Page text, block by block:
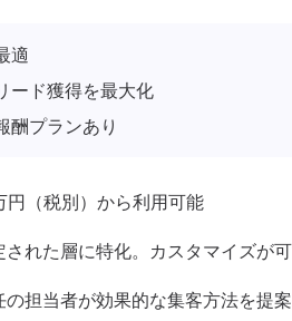
適
ード獲得を最大化
酬プランあり
円（税別）から利用可能
された層に特化。カスタマイズが
の担当者が効果的な集客方法を提案